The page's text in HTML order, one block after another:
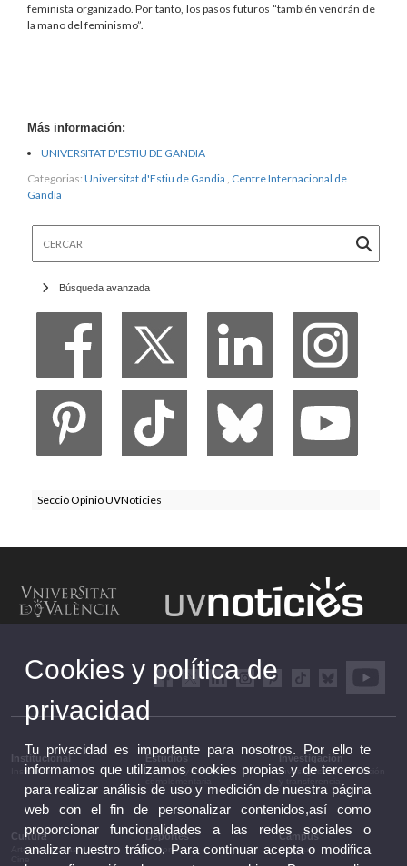
feminista organizado. Por tanto, los pasos futuros “también vendrán de
la mano del feminismo”.
Más información:
UNIVERSITAT D'ESTIU DE GANDIA
Categorias: Universitat d'Estiu de Gandia Centre Internacional de
Gandía
Búsqueda avanzada
Secció Opinió UVNoticies
Institucional
Institucional
Estudios
Estudios y formación
Investigación
Investigación, innovación
Cultura
Artes escénicas
Deportes
Deportes
Campus
Campus
Cookies y política de
privacidad
Tu privacidad es importante para nosotros. Por ello te
informamos que utilizamos cookies propias y de terceros
para realizar análisis de uso y medición de nuestra página
web con el fin de personalizar contenidos,así como
proporcionar funcionalidades a las redes sociales o
analizar nuestro tráfico. Para continuar acepta o modifica